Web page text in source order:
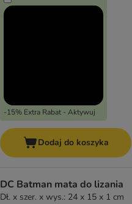
-15% Extra Rabat - Aktywuj
Dodaj do koszyka
DC Batman mata do lizania
Dł. x szer. x wys.: 24 x 15 x 1 cm